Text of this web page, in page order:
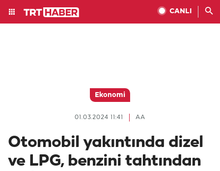
CANLI
Ekonomi
AA
01.03.2024 11:41
Otomobil yakıntında dizel
ve LPG, benzini tahtından